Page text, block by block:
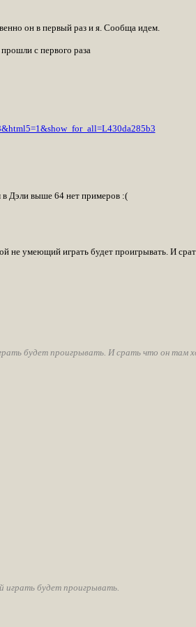
он в первый раз и я. Сообща идем.
с первого раза
Дэли выше 64 нет примеров :(
не умеющий играть будет проигрывать. И
будет проигрывать. И срать что он там
играть будет проигрывать.